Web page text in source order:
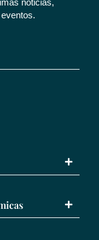
noticias,